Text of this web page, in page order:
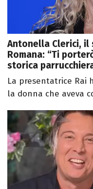
Antonella Clerici, il
Romana: “Ti
storica
La presentatrice
la donna che aveva